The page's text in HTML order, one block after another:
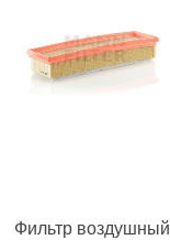
Фильтр воздушный